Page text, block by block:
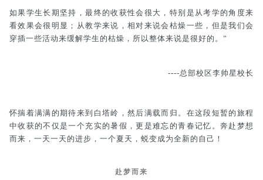
如果学生长期坚持，最终的收获性会很大，特别是从考学的角度来
看效果会很明显；从教学来说，相对来说会枯燥一些，但是我们会
穿插一些活动来缓解学生的枯燥，所以整体来说是很好的。”
----总部校区李帅星校长
怀揣着满满的期待来到白塔岭，然后满载而归。在这段短暂的旅程
中收获的不仅是一个充实的暑假，更是难忘的青春记忆。奔赴梦想
而来，一天一天的进步，一个夏天，蜕变成为全新的自己！
赴梦而来